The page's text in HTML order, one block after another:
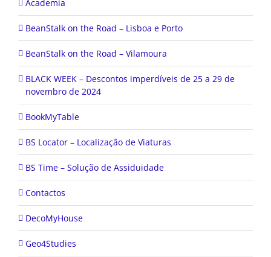
BeanStalk on the Road – Lisboa e Porto
BeanStalk on the Road – Vilamoura
BLACK WEEK – Descontos imperdíveis de 25 a 29 de
novembro de 2024
BookMyTable
BS Locator – Localização de Viaturas
BS Time – Solução de Assiduidade
Contactos
DecoMyHouse
Geo4Studies